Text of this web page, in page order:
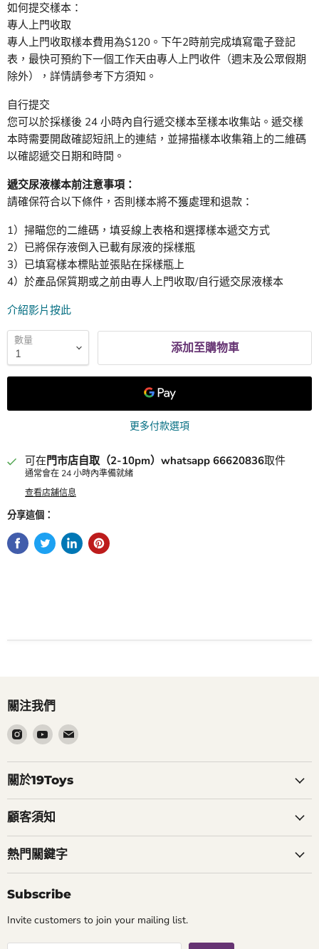
如何提交樣本：
專人上門收取
專人上門收取樣本費用為$120。下午2時前完成填寫電子登記
表，最快可預約下一個工作天由專人上門收件（週末及公眾假期
除外），詳情請參考下方須知。
自行提交
您可以於採樣後 24 小時內自行遞交樣本至樣本收集站。遞交樣
本時需要開啟確認短訊上的連結，並掃描樣本收集箱上的二維碼
以確認遞交日期和時間。
遞交尿液樣本前注意事項：
請確保符合以下條件，否則樣本將不獲處理和退款：
1）掃瞄您的二維碼，填妥線上表格和選擇樣本遞交方式
2）已將保存液倒入已載有尿液的採樣瓶
3）已填寫樣本標貼並張貼在採樣瓶上
4）於產品保質期或之前由專人上門收取/自行遞交尿液樣本
介紹影片按此
數量 添加至購物車
更多付款選項
可在 門市店自取（2-10pm）whatsapp 66620836取件
通常會在 24 小時內準備就緒
查看店舖信息
分享這個：
關注我們
在
Instagram
找
到
們
在
Youtube
找
到
們
在
郵
關於19Toys
顧客須知
熱門關鍵字
Subscribe
Invite customers to join your mailing list.